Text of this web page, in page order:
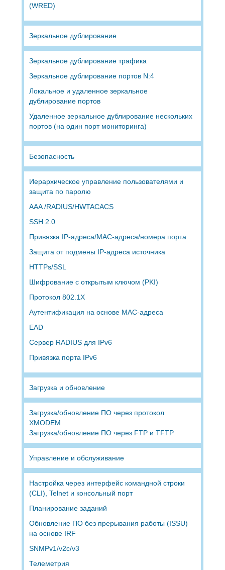
(WRED)
Зеркальное дублирование
Зеркальное дублирование трафика
Зеркальное дублирование портов N:4
Локальное и удаленное зеркальное
дублирование портов
Удаленное зеркальное дублирование нескольких
портов (на один порт мониторинга)
Безопасность
Иерархическое управление пользователями и
защита по паролю
AAA /RADIUS/HWTACACS
SSH 2.0
Привязка IP-адреса/MAC-адреса/номера порта
Защита от подмены IP-адреса источника
HTTPs/SSL
Шифрование с открытым ключом (PKI)
Протокол 802.1X
Аутентификация на основе MAC-адреса
EAD
Сервер RADIUS для IPv6
Привязка порта IPv6
Загрузка и обновление
Загрузка/обновление ПО через протокол
XMODEM
Загрузка/обновление ПО через FTP и TFTP
Управление и обслуживание
Настройка через интерфейс командной строки
(CLI), Telnet и консольный порт
Планирование заданий
Обновление ПО без прерывания работы (ISSU)
на основе IRF
SNMPv1/v2c/v3
Телеметрия